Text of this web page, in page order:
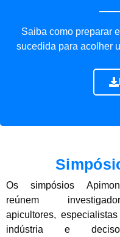
Saiba como preparar
sucedida para acolher
Os simpósios
reúnem
apicultores,
indústria e